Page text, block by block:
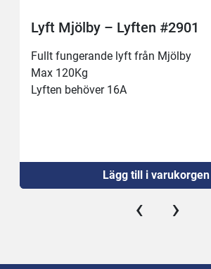
Lyft Mjölby – Lyften #2901
Fullt fungerande lyft från Mjölby
Max 120Kg
Lyften behöver 16A
Lägg till i varukorgen
‹ ›